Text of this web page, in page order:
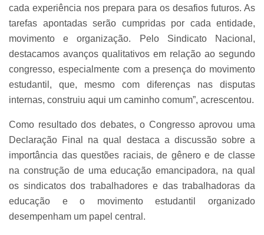
cada experiência nos prepara para os desafios futuros. As
tarefas apontadas serão cumpridas por cada entidade,
movimento e organização. Pelo Sindicato Nacional,
destacamos avanços qualitativos em relação ao segundo
congresso, especialmente com a presença do movimento
estudantil, que, mesmo com diferenças nas disputas
internas, construiu aqui um caminho comum”, acrescentou.
Como resultado dos debates, o Congresso aprovou uma
Declaração Final na qual destaca a discussão sobre a
importância das questões raciais, de gênero e de classe
na construção de uma educação emancipadora, na qual
os sindicatos dos trabalhadores e das trabalhadoras da
educação e o movimento estudantil organizado
desempenham um papel central.